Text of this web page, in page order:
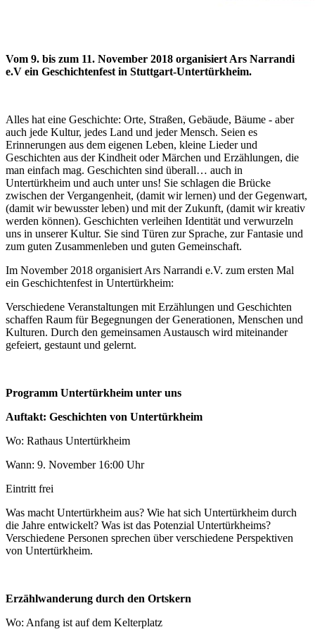
Vom 9. bis zum 11. November 2018 organisiert Ars Narrandi
e.V ein Geschichtenfest in Stuttgart-Untertürkheim.
Alles hat eine Geschichte: Orte, Straßen, Gebäude, Bäume - aber
auch jede Kultur, jedes Land und jeder Mensch. Seien es
Erinnerungen aus dem eigenen Leben, kleine Lieder und
Geschichten aus der Kindheit oder Märchen und Erzählungen, die
man einfach mag. Geschichten sind überall… auch in
Untertürkheim und auch unter uns! Sie schlagen die Brücke
zwischen der Vergangenheit, (damit wir lernen) und der Gegenwart,
(damit wir bewusster leben) und mit der Zukunft, (damit wir kreativ
werden können). Geschichten verleihen Identität und verwurzeln
uns in unserer Kultur. Sie sind Türen zur Sprache, zur Fantasie und
zum guten Zusammenleben und guten Gemeinschaft.
Im November 2018 organisiert Ars Narrandi e.V. zum ersten Mal
ein Geschichtenfest in Untertürkheim:
Verschiedene Veranstaltungen mit Erzählungen und Geschichten
schaffen Raum für Begegnungen der Generationen, Menschen und
Kulturen. Durch den gemeinsamen Austausch wird miteinander
gefeiert, gestaunt und gelernt.
Programm Untertürkheim unter uns
Auftakt: Geschichten von Untertürkheim
Wo: Rathaus Untertürkheim
Wann: 9. November 16:00 Uhr
Eintritt frei
Was macht Untertürkheim aus? Wie hat sich Untertürkheim durch
die Jahre entwickelt? Was ist das Potenzial Untertürkheims?
Verschiedene Personen sprechen über verschiedene Perspektiven
von Untertürkheim.
Erzählwanderung durch den Ortskern
Wo: Anfang ist auf dem Kelterplatz